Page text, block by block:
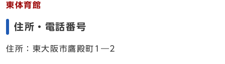
東体育館
住所・電話番号
住所：東大阪市鷹殿町1―2